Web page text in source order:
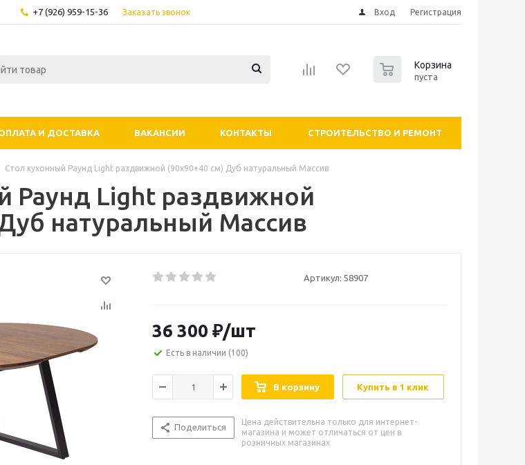
+7 (926) 959-15-36 Заказать звонок Вход Регистрация
Корзина
пуста
И ДОСТАВКА ВАКАНСИИ КОНТАКТЫ СТРОИТЕЛЬСТВО И РЕМОНТ
Стол кухонный Раунд Light раздвижной (90х90+40 см) Дуб натуральный Массив
Раунд Light раздвижной
натуральный Массив
Артикул: 58907
36 300 ₽/шт
Есть в наличии (100)
В корзину Купить в 1 клик
Поделиться
Цена действительна только для интернет-
магазина и может отличаться от цен в
розничных магазинах